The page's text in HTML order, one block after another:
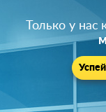
Только у нас